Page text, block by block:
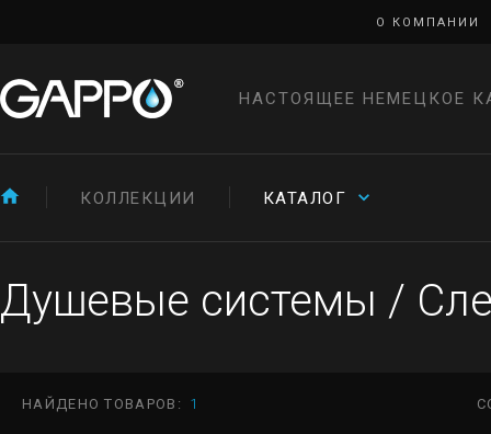
О КОМПАНИИ
НАСТОЯЩЕЕ НЕМЕЦКОЕ
КОЛЛЕКЦИИ КАТАЛОГ
Душевые системы /
НАЙДЕНО ТОВАРОВ: 1